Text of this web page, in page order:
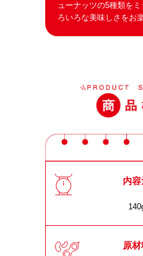
ューナッツの5種類を
ろいろな美味しさをお
内
原